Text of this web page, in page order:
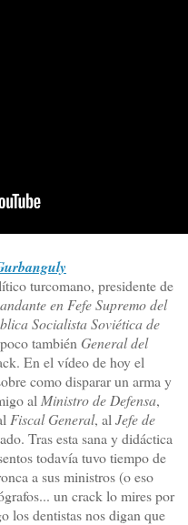
turcomano, presidente de
en Fefe Supremo del
Socialista Soviética de
también General del
En el vídeo de hoy el
como disparar un arma y
al Ministro de Defensa,
Fiscal General, al Jefe de
Tras esta sana y didáctica
todavía tuvo tiempo de
a sus ministros (o eso
un crack lo mires por
los dentistas nos digan que